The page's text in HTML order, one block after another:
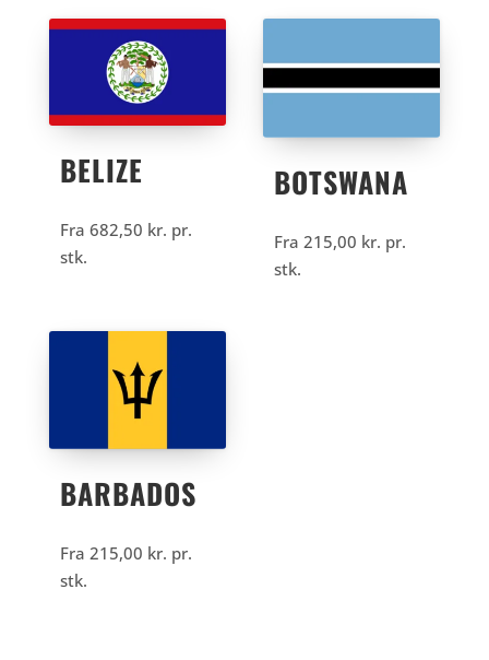
BELIZE
Fra 682,50 kr. pr.
stk.
BOTSWANA
Fra 215,00 kr. pr.
stk.
BARBADOS
Fra 215,00 kr. pr.
stk.